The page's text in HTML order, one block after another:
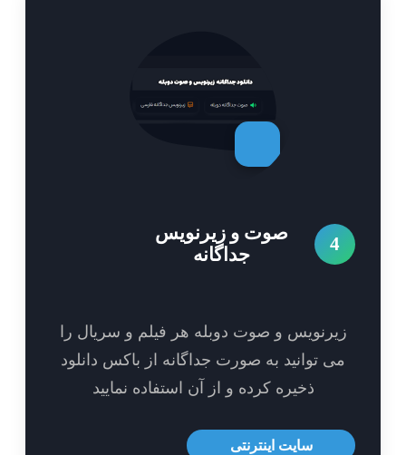
صوت و زیرنویس
جداگانه
و صوت دوبله هر فیلم و سریال را
توانید به صورت جداگانه از باکس دانلود
ذخیره کرده و از آن استفاده نمایید
سایت اینترنتی